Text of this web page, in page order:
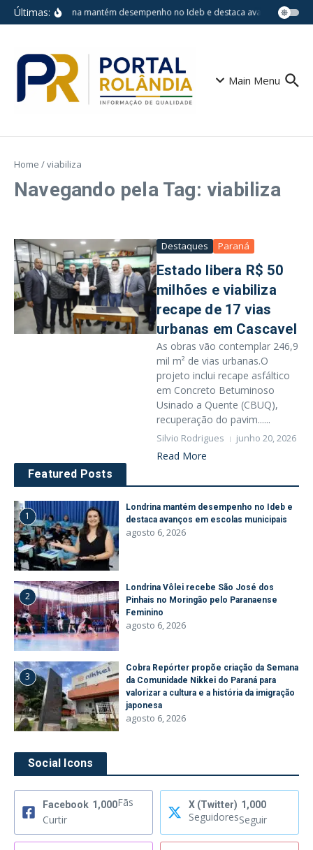
Ir para o conteúdo
Últimas:Londrina mantém desempenho no Ideb e destaca avanços em
Main Menu
Home /viabiliza
Navegando pela Tag: viabiliza
Destaques Paraná
Estado libera R$ 50
milhões e viabiliza
recape de 17 vias
urbanas em Cascavel
As obras vão contemplar 246,9
mil m² de vias urbanas.O
projeto inclui recape asfáltico
em Concreto Betuminoso
Usinado a Quente (CBUQ),
recuperação do pavim......
Silvio Rodrigues junho 20, 2026
Read More
Featured Posts
1
Londrina mantém desempenho no Ideb e
destaca avanços em escolas municipais
agosto 6, 2026
2
Londrina Vôlei recebe São José dos
Pinhais no Moringão pelo Paranaense
Feminino
agosto 6, 2026
3
Cobra Repórter propõe criação da Semana
da Comunidade Nikkei do Paraná para
valorizar a cultura e a história da imigração
japonesa
agosto 6, 2026
Social Icons
Facebook 1,000Fãs
Curtir
X (Twitter) 1,000
SeguidoresSeguir